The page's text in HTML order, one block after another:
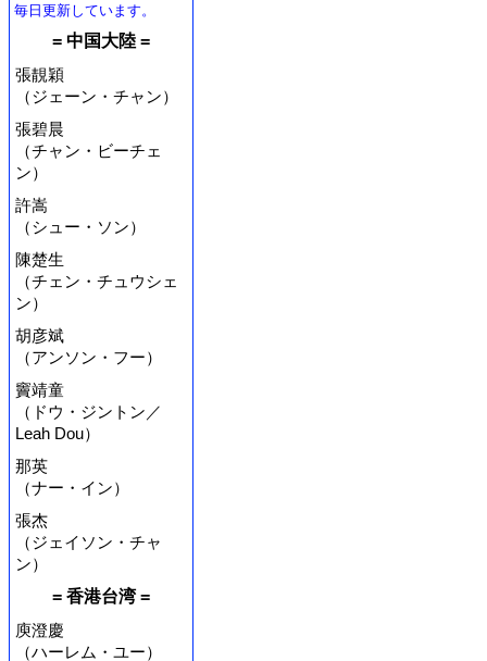
毎日更新しています。
= 中国大陸 =
張靚穎
（ジェーン・チャン）
張碧晨
（チャン・ビーチェ
ン）
許嵩
（シュー・ソン）
陳楚生
（チェン・チュウシェ
ン）
胡彦斌
（アンソン・フー）
竇靖童
（ドウ・ジントン／
Leah Dou）
那英
（ナー・イン）
張杰
（ジェイソン・チャ
ン）
= 香港台湾 =
庾澄慶
（ハーレム・ユー）